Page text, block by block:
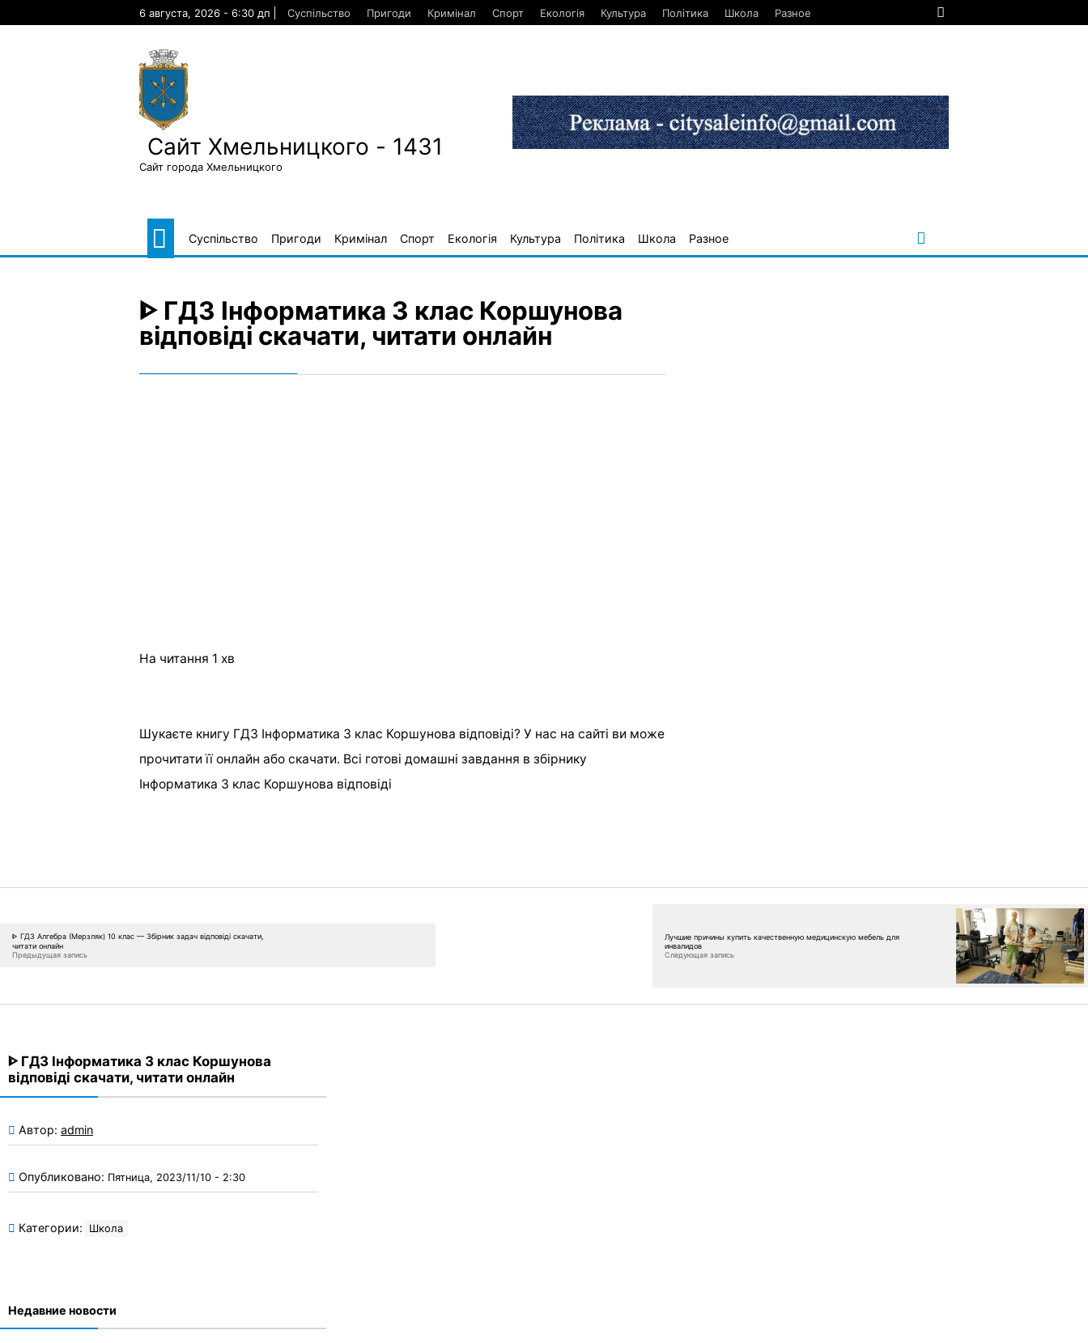
6 августа, 2026 - 6:30 дп Суспільство Пригоди Кримінал Спорт Екологія Культура Політика Школа Разное
Сайт Хмельницкого - 1431
Сайт города Хмельницкого
Суспільство Пригоди Кримінал Спорт Екологія Культура Політика Школа Разное
ᐈ ГДЗ Інформатика 3 клас Коршунова
відповіді скачати, читати онлайн
На читання 1 хв
Шукаєте книгу ГДЗ Інформатика 3 клас Коршунова відповіді? У нас на сайті ви може
прочитати її онлайн або скачати. Всі готові домашні завдання в збірнику
Інформатика 3 клас Коршунова відповіді
ᐈ ГДЗ Алгебра (Мерзляк) 10 клас — Збірник задач відповіді скачати,
читати онлайн
Предыдущая запись
Лучшие причины купить качественную медицинскую мебель для
инвалидов
Следующая запись
ᐈ ГДЗ Інформатика 3 клас Коршунова
відповіді скачати, читати онлайн
Автор: admin
Опубликовано: Пятница, 2023/11/10 - 2:30
Категории: Школа
Недавние новости